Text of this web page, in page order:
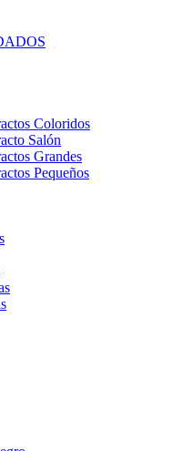
Coloridos
Salón
Grandes
Pequeños